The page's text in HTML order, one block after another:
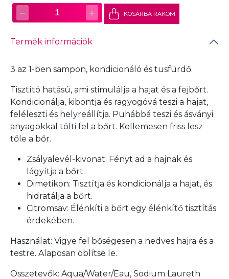
− 1 + KOSÁRBA RAKOM
Termék információk
3 az 1-ben sampon, kondicionáló és tusfürdő.
Tisztító hatású, ami stimulálja a hajat és a fejbőrt.
Kondicionálja, kibontja és ragyogóvá teszi a hajat,
feléleszti és helyreállítja. Puhábbá teszi és ásványi
anyagokkal tölti fel a bőrt. Kellemesen friss lesz
tőle a bőr.
Zsályalevél-kivonat: Fényt ad a hajnak és
lágyítja a bőrt.
Dimetikon: Tisztítja és kondicionálja a hajat, és
hidratálja a bőrt.
Citromsav: Élénkíti a bőrt egy élénkítő tisztítás
érdekében.
Használat: Vigye fel bőségesen a nedves hajra és a
testre. Alaposan öblítse le.
Összetevők: Aqua/Water/Eau, Sodium Laureth